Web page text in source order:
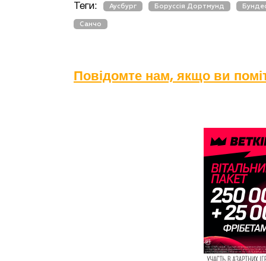
Теги: Аусбург Боруссія Дортмунд
Санчо
Повідомте нам, якщо ви